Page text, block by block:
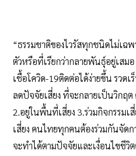
“ธรรมชาติของไวรัสทุกชนิดไม่เฉ
ตัวหรือที่เรียกว่ากลายพันธุ์อยู่เสม
เชื้อโควิด-19ติดต่อได้ง่ายขึ้น รวด
ลดปัจจัยเสี่ยง ที่จะกลายเป็นวิกฤ
2.อยู่ในพื้นที่เสี่ยง 3.ร่วมกิจกรรมเสี่
เสี่ยง คนไทยทุกคนต้องร่วมกันจัดก
จะทำได้ตามปัจจัยและเงื่อนไขชีวิ